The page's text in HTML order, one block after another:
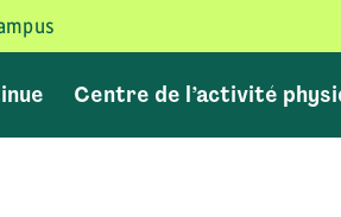
Centre de l’activité